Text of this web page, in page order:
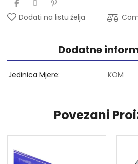
Dodati na listu želja
Dodatne
Jedinica Mjere KOM
Povezani